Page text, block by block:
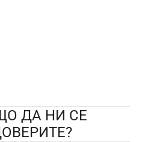
ДА НИ СЕ